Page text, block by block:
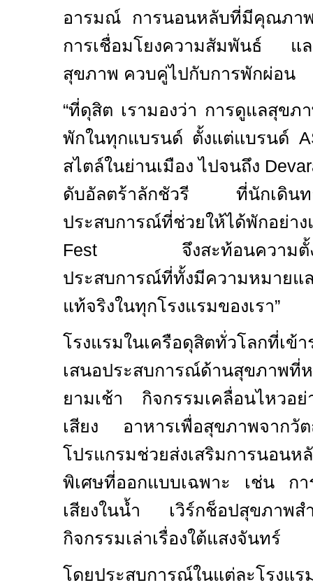
อารมณ์ การนอนหลับที่มีคุณภา
การเชื่อมโยงความสัมพันธ์ แล
สุขภาพ ควบคู่ไปกับการพักผ่อน
“ที่ดุสิต เรามองว่า การดูแลสุขภ
พักในทุกแบรนด์ ตั้งแต่แบรนด์
สไตล์ในย่านเมือง ไปจนถึง
ดับอัลตร้าลักชัวรี ที่นักเดิ
ประสบการณ์ที่ช่วยให้ได้พักอย่า
Fest จึงสะท้อนความตั้
ประสบการณ์ที่ทั้งมีความหมายแ
แท้จริงในทุกโรงแรมของเรา”
โรงแรมในเครือดุสิตทั่วโลกที่เ
เสนอประสบการณ์ด้านสุขภาพที่
ยามเช้า กิจกรรมเคลื่อนไหวอ
เสียง อาหารเพื่อสุขภาพจาก
โปรแกรมช่วยส่งเสริมการนอ
พิเศษที่ออกแบบเฉพาะ เช่น ก
เสียงในน้ำ เวิร์กช็อปสุขภาพ
กิจกรรมเล่าเรื่องใต้แสงจันทร์
โดยประสบการณ์ในแต่ละโรงแร